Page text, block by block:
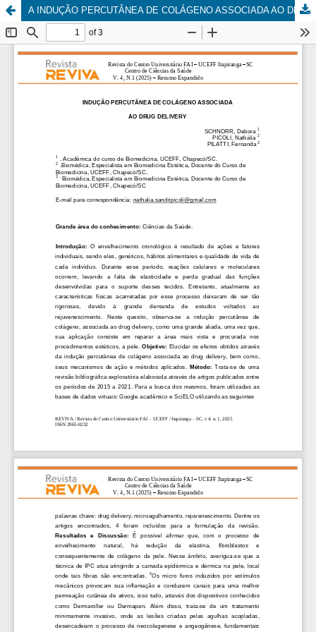
A INDUÇÃO PERCUTÂNEA DE COLÁGENO ASSOCIADA AO DRUG DELIVERY